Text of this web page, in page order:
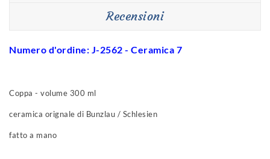
Recensioni
Numero d'ordine: J-2562 - Ceramica 7
Coppa - volume 300 ml
ceramica orignale di Bunzlau / Schlesien
fatto a mano